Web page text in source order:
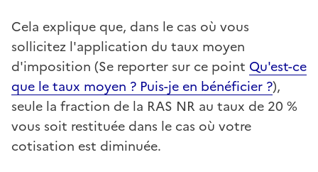
Cela explique que, dans le cas où vous
sollicitez l'application du taux moyen
d'imposition (Se reporter sur ce point Qu'est-ce
que le taux moyen ? Puis-je en bénéficier ?),
seule la fraction de la RAS NR au taux de 20 %
vous soit restituée dans le cas où votre
cotisation est diminuée.